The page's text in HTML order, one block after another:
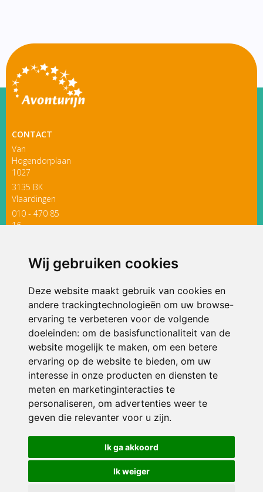
Wij gebruiken cookies
Deze website maakt gebruik van cookies en
andere trackingtechnologieën om uw browse-
ervaring te verbeteren voor de volgende
doeleinden: om de basisfunctionaliteit van de
website mogelijk te maken, om een betere
ervaring op de website te bieden, om uw
interesse in onze producten en diensten te
meten en marketinginteracties te
personaliseren, om advertenties weer te
geven die relevanter voor u zijn.
Ik ga akkoord
Ik weiger
CONTACT
Van
Hogendorplaan
1027
3135 BK
Vlaardingen
010 - 470 85
16
ONDERDEEL VAN
© 2026 Avonturijn | Alle rechten voorbehouden
Privacy policy|Disclaimer| Klachtenregeling|RSIN en Anbi
voorkeuren
Crealisatie The MindOffice